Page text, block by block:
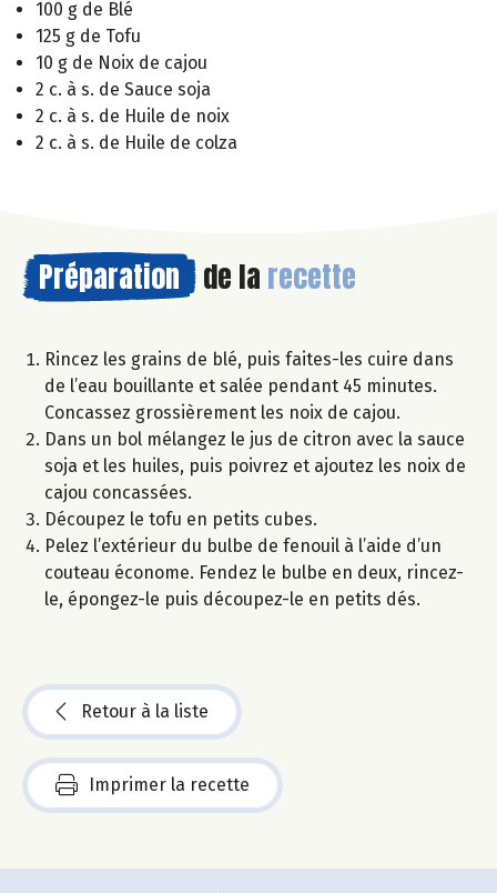
100 g de Blé
125 g de Tofu
10 g de Noix de cajou
2 c. à s. de Sauce soja
2 c. à s. de Huile de noix
2 c. à s. de Huile de colza
Préparation de la recette
Rincez les grains de blé, puis faites-les cuire dans
de l’eau bouillante et salée pendant 45 minutes.
Concassez grossièrement les noix de cajou.
Dans un bol mélangez le jus de citron avec la sauce
soja et les huiles, puis poivrez et ajoutez les noix de
cajou concassées.
Découpez le tofu en petits cubes.
Pelez l’extérieur du bulbe de fenouil à l’aide d’un
couteau économe. Fendez le bulbe en deux, rincez-
le, épongez-le puis découpez-le en petits dés.
Retour à la liste
Imprimer la recette